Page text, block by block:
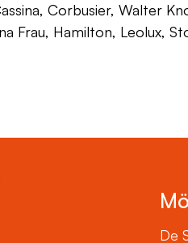
Corbusier, Walter
Frau, Hamilton, Leolux,
De